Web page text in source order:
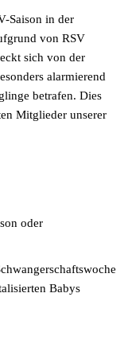
Saison in der
von RSV
sich von der
alarmierend
betrafen. Dies
Mitglieder unserer
oder
Babys